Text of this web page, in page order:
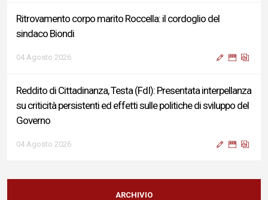
Ritrovamento corpo marito Roccella: il cordoglio del
sindaco Biondi
04 Agosto 2026
Reddito di Cittadinanza, Testa (FdI): Presentata interpellanza
su criticità persistenti ed effetti sulle politiche di sviluppo del
Governo
04 Agosto 2026
Sigismondi, Liris e Testa: “Profondo cordoglio e vicinanza al
Ministro Roccella e alla sua famiglia”
ARCHIVIO